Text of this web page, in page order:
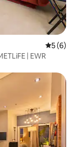
5 (6)
| EWR